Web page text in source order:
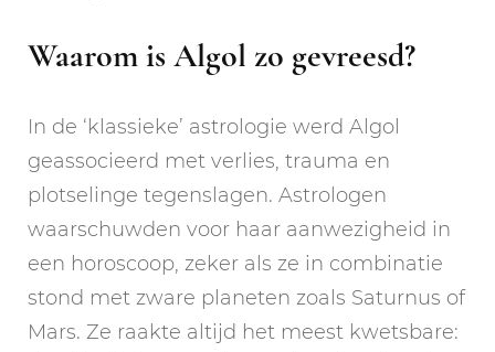
Waarom is Algol zo gevreesd?
In de ‘klassieke’ astrologie werd Algol
geassocieerd met verlies, trauma en
plotselinge tegenslagen. Astrologen
waarschuwden voor haar aanwezigheid in
een horoscoop, zeker als ze in combinatie
stond met zware planeten zoals Saturnus of
Mars. Ze raakte altijd het meest kwetsbare: